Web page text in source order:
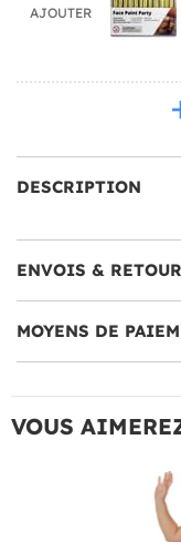
AJOUTER
DESCRIPTION
ENVOIS &
MOYENS DE
VOUS